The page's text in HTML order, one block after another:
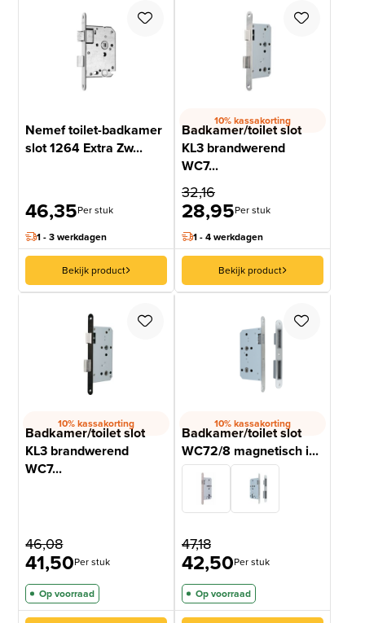
Nemef toilet-badkamer
slot 1264 Extra Zw...
46,35Per stuk
1 - 3 werkdagen
Bekijk product
10% kassakorting
Badkamer/toilet slot
KL3 brandwerend
WC7...
32,16
28,95Per stuk
1 - 4 werkdagen
Bekijk product
10% kassakorting
Badkamer/toilet slot
KL3 brandwerend
WC7...
46,08
41,50Per stuk
Op voorraad
10% kassakorting
Badkamer/toilet slot
WC72/8 magnetisch i...
47,18
42,50Per stuk
Op voorraad